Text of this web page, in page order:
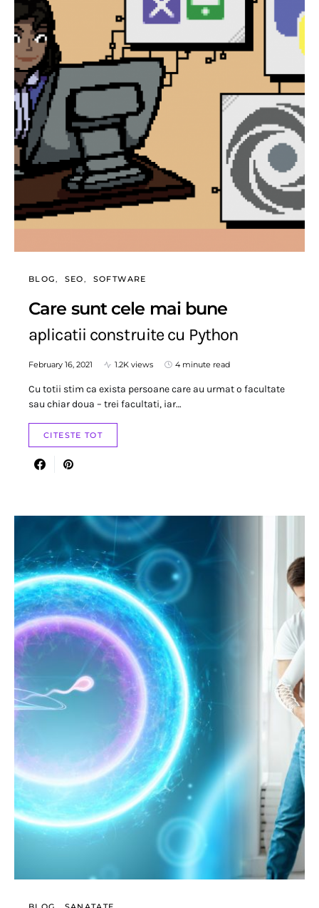
BLOG SEO SOFTWARE
Care sunt cele mai bune
aplicatii construite cu Python
February 16, 2021 1.2K views 4 minute read
Cu totii stim ca exista persoane care au urmat o facultate
sau chiar doua – trei facultati, iar…
CITESTE TOT